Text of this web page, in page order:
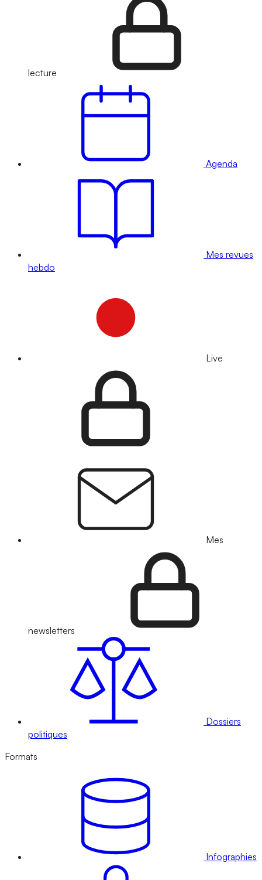
lecture
Agenda
Mes revues
hebdo
Live
Mes
newsletters
Dossiers
politiques
Formats
Infographies